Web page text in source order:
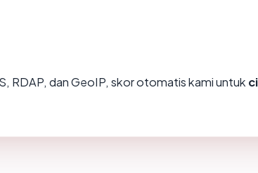
RDAP, dan GeoIP, skor otomatis kami untuk